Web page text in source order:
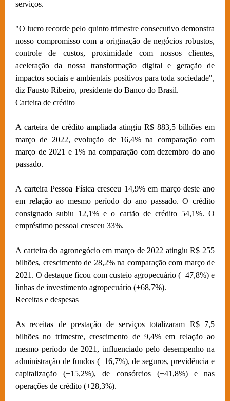
serviços.
"O lucro recorde pelo quinto trimestre consecutivo demonstra
nosso compromisso com a originação de negócios robustos,
controle de custos, proximidade com nossos clientes,
aceleração da nossa transformação digital e geração de
impactos sociais e ambientais positivos para toda sociedade",
diz Fausto Ribeiro, presidente do Banco do Brasil.
Carteira de crédito
A carteira de crédito ampliada atingiu R$ 883,5 bilhões em
março de 2022, evolução de 16,4% na comparação com
março de 2021 e 1% na comparação com dezembro do ano
passado.
A carteira Pessoa Física cresceu 14,9% em março deste ano
em relação ao mesmo período do ano passado. O crédito
consignado subiu 12,1% e o cartão de crédito 54,1%. O
empréstimo pessoal cresceu 33%.
A carteira do agronegócio em março de 2022 atingiu R$ 255
bilhões, crescimento de 28,2% na comparação com março de
2021. O destaque ficou com custeio agropecuário (+47,8%) e
linhas de investimento agropecuário (+68,7%).
Receitas e despesas
As receitas de prestação de serviços totalizaram R$ 7,5
bilhões no trimestre, crescimento de 9,4% em relação ao
mesmo período de 2021, influenciado pelo desempenho na
administração de fundos (+16,7%), de seguros, previdência e
capitalização (+15,2%), de consórcios (+41,8%) e nas
operações de crédito (+28,3%).